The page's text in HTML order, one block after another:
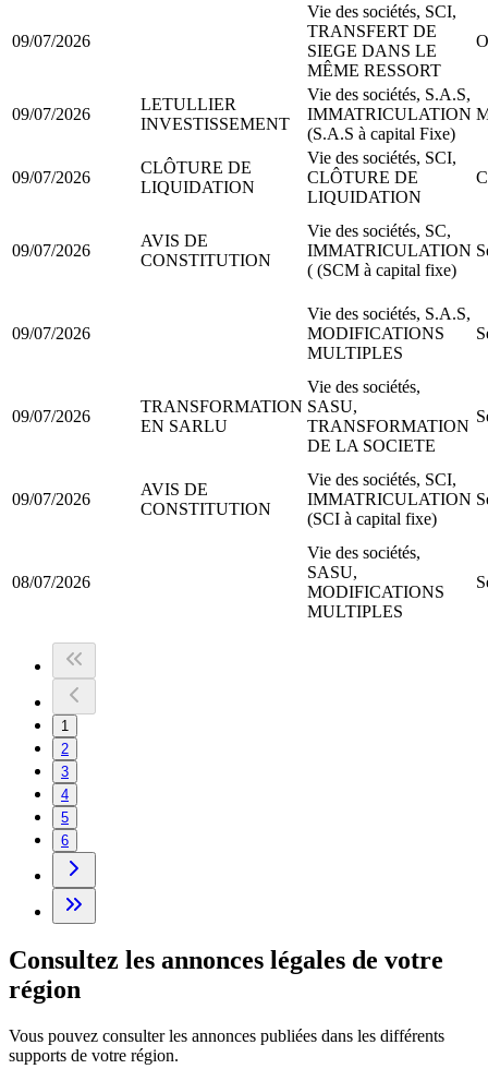
09/07/2026
Vie des sociétés, SCI,
TRANSFERT DE
SIEGE DANS LE
MÊME RESSORT
09/07/2026
LETULLIER
INVESTISSEMENT
Vie des sociétés, S.A.S,
IMMATRICULATION
(S.A.S à capital Fixe)
09/07/2026
CLÔTURE DE
LIQUIDATION
Vie des sociétés, SCI,
CLÔTURE DE
LIQUIDATION
09/07/2026
AVIS DE
CONSTITUTION
Vie des sociétés, SC,
IMMATRICULATION
( (SCM à capital fixe)
09/07/2026
Vie des sociétés, S.A.S,
MODIFICATIONS
MULTIPLES
09/07/2026
TRANSFORMATION
EN SARLU
Vie des sociétés,
SASU,
TRANSFORMATION
DE LA SOCIETE
09/07/2026
AVIS DE
CONSTITUTION
Vie des sociétés, SCI,
IMMATRICULATION
(SCI à capital fixe)
08/07/2026
Vie des sociétés,
SASU,
MODIFICATIONS
MULTIPLES
1
2
3
4
5
6
Consultez les annonces légales de votre
région
Vous pouvez consulter les annonces publiées dans les différents
supports de votre région.